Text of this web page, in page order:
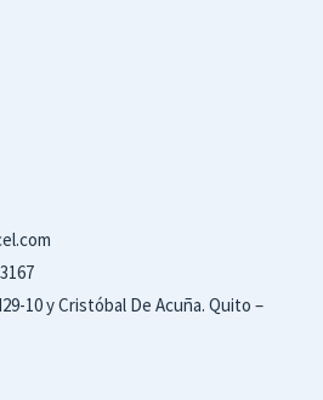
10 y Cristóbal De Acuña. Quito –